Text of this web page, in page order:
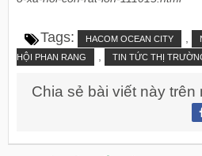
Tags: HACOM OCEAN CITY
HỘI PHAN RANG
TIN TỨC THỊ
Chia sẻ bài viết này trên